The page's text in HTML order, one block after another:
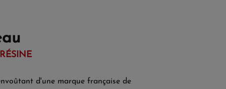
d'une marque française de